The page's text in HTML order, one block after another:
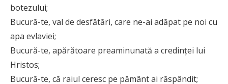
botezului;
Bucură-te, val de desfătări, care ne-ai adăpat pe noi cu
apa evlaviei;
Bucură-te, apărătoare preaminunată a credinței lui
Hristos;
Bucură-te, că raiul ceresc pe pământ ai răspândit;